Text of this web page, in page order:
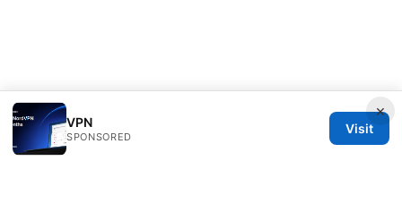
×
VPN
SPONSORED
Visit